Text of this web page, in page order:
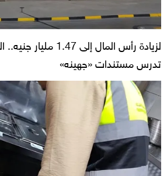
لزيادة رأس المال إلى
تدرس مستندات «جهينه»